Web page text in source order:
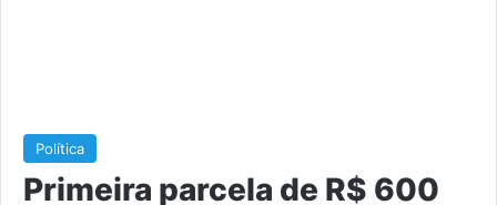
Política
Primeira parcela de R$ 600